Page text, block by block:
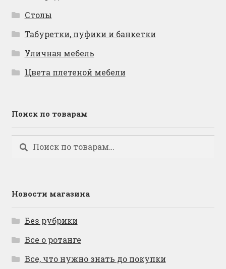
Столы
Табуретки, пуфики и банкетки
Уличная мебель
Цвета плетеной мебели
Поиск по товарам
Искать:
Поиск
Новости магазина
Без рубрики
Все о ротанге
Все, что нужно знать до покупки